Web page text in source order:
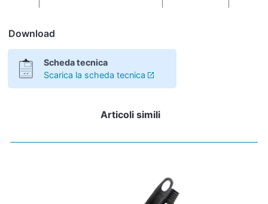
Download
Scheda tecnica
Scarica la scheda tecnica
Articoli simili